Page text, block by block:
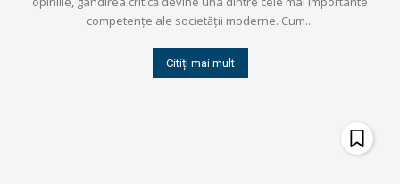
competențe ale societății moderne. Cum...
Citiți mai mult